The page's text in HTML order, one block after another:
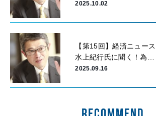
2025.10.02
【第15回】経済ニュー
水上紀行氏に聞く！為…
2025.09.16